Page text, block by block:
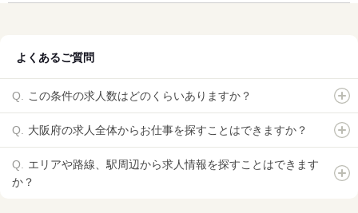
よくあるご質問
この条件の求人数はどのくらいありますか？
大阪府の求人全体からお仕事を探すことはできますか？
エリアや路線、駅周辺から求人情報を探すことはできます
か？